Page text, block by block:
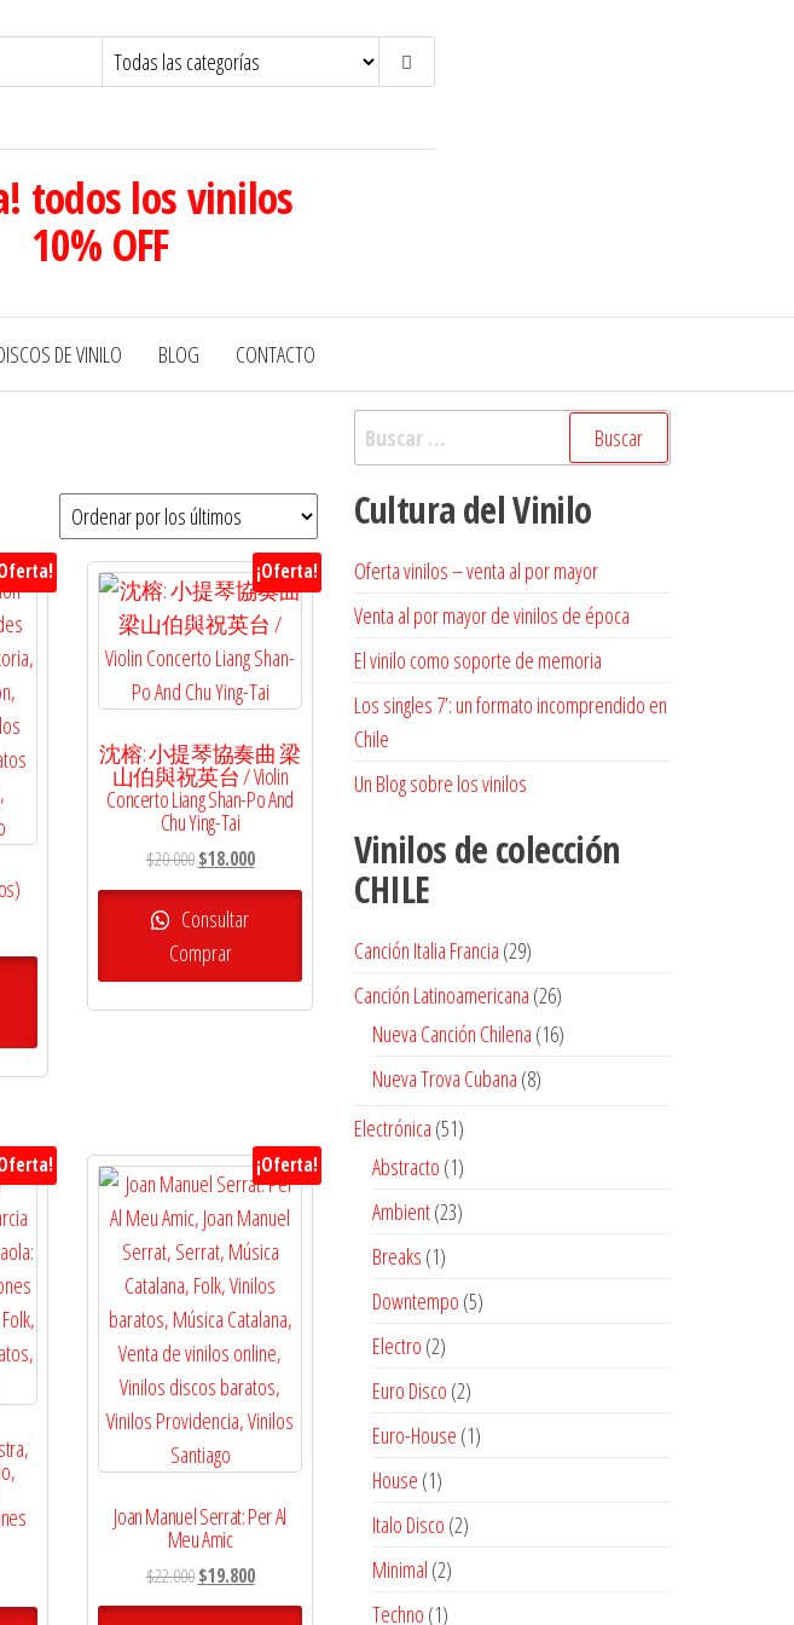
todos los vinilos
10% OFF
DE VINILO BLOG CONTACTO
$31.500.
¡Oferta!
沈榕: 小提琴協奏曲 梁
山伯與祝英台 / Violin
Concerto Liang Shan-Po And
Chu Ying-Tai
$20.000 El
precio
original
era:
$20.000.
$18.000El
precio
$18.000.
Consultar
Comprar
¡Oferta!
Joan Manuel Serrat: Per Al
Meu Amic
$22.000 El
precio
$19.800El
precio
Buscar:
Cultura del Vinilo
Oferta vinilos – venta al por mayor
Venta al por mayor de vinilos de época
El vinilo como soporte de memoria
Los singles 7’: un formato incomprendido en
Chile
Un Blog sobre los vinilos
Vinilos de colección
CHILE
Canción Italia Francia 2929
productos
Canción Latinoamericana 2626
productos
Nueva Canción Chilena 1616
Nueva Trova Cubana 88
Electrónica 5151
productos
Abstracto 11
producto
Ambient 2323
Breaks 11
producto
Downtempo 55
Electro 22
productos
Euro Disco 22
productos
Euro-House 11
House 11
producto
Italo Disco 22
Minimal 22
productos
Techno 11